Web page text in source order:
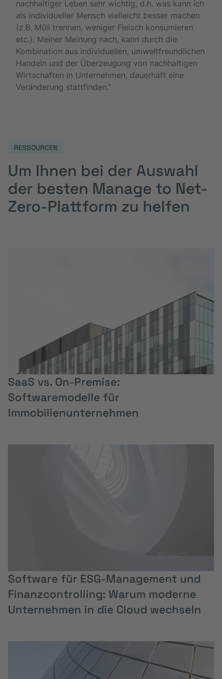
nachhaltiger Leben sehr wichtig, d.h. was kann ich
als individueller Mensch vielleicht besser machen
(z.B. Müll trennen, weniger Fleisch konsumieren
etc.). Meiner Meinung nach, kann durch die
Kombination aus individuellen, umweltfreundlichen
Handeln und der Überzeugung von nachhaltigen
Wirtschaften in Unternehmen, dauerhaft eine
Veränderung stattfinden.”
RESSOURCEN
Um Ihnen bei der Auswahl
der besten Manage to Net-
Zero-Plattform zu helfen
SaaS vs. On-Premise:
Softwaremodelle für
Immobilienunternehmen
Software für ESG-Management und
Finanzcontrolling: Warum moderne
Unternehmen in die Cloud wechseln